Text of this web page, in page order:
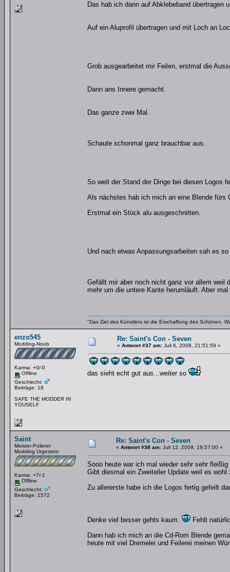
Das hab ich dann auf Abklebeband
Auf ein Aluprofil übertragen und mit Loch an
Grob ausgearbeitet mir Feilen, erstmal die
Dann ans Innere gemacht.
Das ganze zwei Mal.
Schaute schonmal ganz brauchbar aus.
So weit der Stand der Dinge bei diesen Logos
Als nächstes hab ich mich an eine Blende fürs
Erstmal ein Stück alu ausgeschnitten.
Und nach etwas Anpassungsarbeiten sah es
Gefällt mir aber noch nicht ganz vor allem weil
mehr um die untere Kante herumläuft. Aber
"Das Ziel des Künstlers ist die Erschaffung des Schönen.
enzo545
Modding-Noob
Karma: +0/-0
Offline
Geschlecht:
Beiträge: 18
SAFE THE MODDER IN
YOUSELF
Re: Saint's Con - Seven
« Antwort #37 am: Juli 6, 2009, 21:51:59 »
das sieht echt gut aus...weiter so
Saint
Meister-Polierer
Modding Urgestein
Karma: +7/-1
Offline
Geschlecht:
Beiträge: 1572
Re: Saint's Con - Seven
« Antwort #38 am: Juli 12, 2009, 19:57:00 »
Sooo heute war ich mal wieder sehr sehr
Gibt diesmal ein Zweiteiler Update weil es
Zu allererste habe ich die Logos fertig gefeilt
Denke viel besser gehts kaum.
Fehlt
Dann hab ich mich an die Cd-Rom Blende
heute mit viel Dremelei und Feilerei meinen